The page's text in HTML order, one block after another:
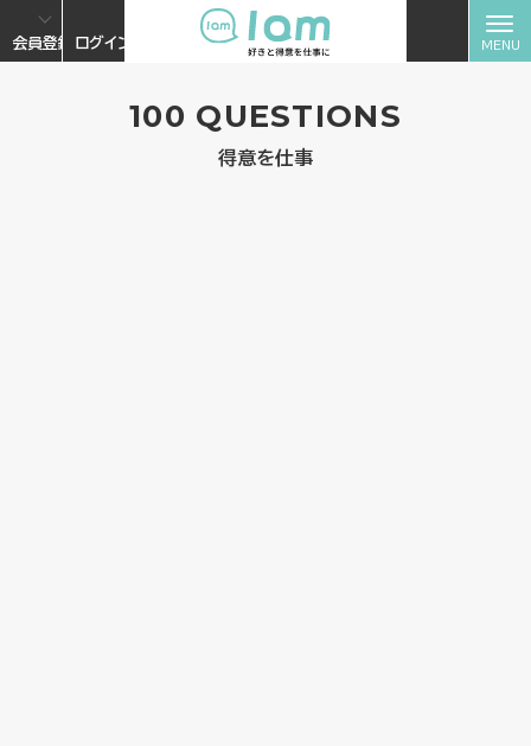
会員登録 ログイン
100 QUESTIONS
得意を仕事